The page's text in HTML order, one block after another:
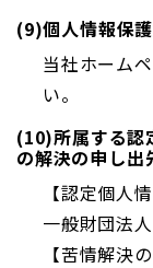
(9)個人情報保
当社ホーム
い。
(10)所属する認
の解決の申し出
【認定個人
一般財団法
【苦情解決